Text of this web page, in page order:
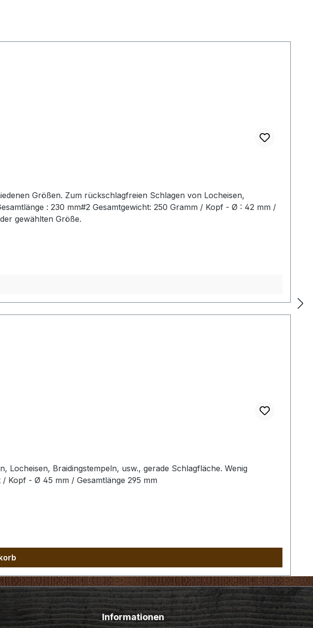
Größen. Zum rückschlagfreien Schlagen von Locheisen,
: 230 mm#2 Gesamtgewicht: 250 Gramm / Kopf - Ø : 42 mm /
gewählten Größe.
Braidingstempeln, usw., gerade Schlagfläche. Wenig
Kopf - Ø 45 mm / Gesamtlänge 295 mm
Informationen